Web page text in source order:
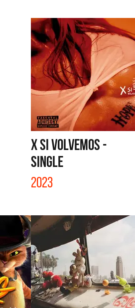
X SI VOLVEMOS -
SINGLE
2023